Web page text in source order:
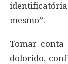
mesmo”.
Tomar conta
dolorido,